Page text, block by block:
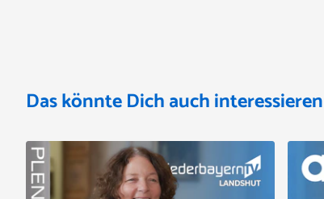
Das könnte Dich auch interessieren